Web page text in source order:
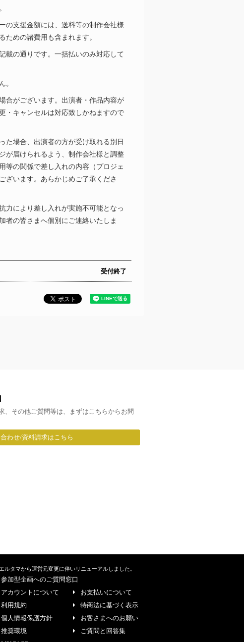
の支援金額には、送料等の制作会社様
ための諸費用も含まれます。
載の通りです。一括払いのみ対応して
。
合がございます。出演者・作品内容が
・キャンセルは対応致しかねますので
た場合、出演者の方が受け取れる別日
が届けられるよう、制作会社様と調整
等の関係で差し入れの内容（プロジェ
ざいます。あらかじめご了承くださ
力により差し入れが実施不可能となっ
者の皆さまへ個別にご連絡いたしま
受付終了
、その他ご質問等は、まずはこちらからお問
わせ/資料請求はこちら
ルタマから運営元変更に伴いリニューアルしました。
参加型企画へのご質問窓口
アカウントについて
お支払いについて
利用規約
特商法に基づく表示
個人情報保護方針
お客さまへのお願い
推奨環境
ご質問と回答集